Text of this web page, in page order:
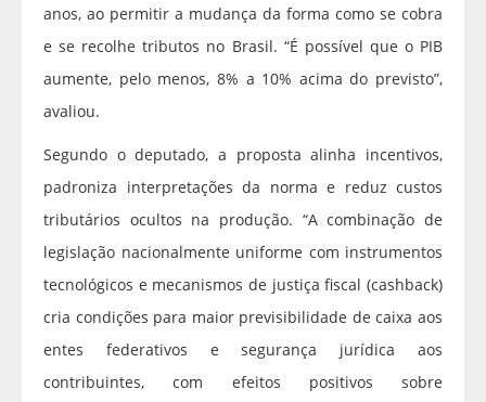
anos, ao permitir a mudança da forma como se cobra
e se recolhe tributos no Brasil. “É possível que o PIB
aumente, pelo menos, 8% a 10% acima do previsto”,
avaliou.
Segundo o deputado, a proposta alinha incentivos,
padroniza interpretações da norma e reduz custos
tributários ocultos na produção. “A combinação de
legislação nacionalmente uniforme com instrumentos
tecnológicos e mecanismos de justiça fiscal (cashback)
cria condições para maior previsibilidade de caixa aos
entes federativos e segurança jurídica aos
contribuintes, com efeitos positivos sobre